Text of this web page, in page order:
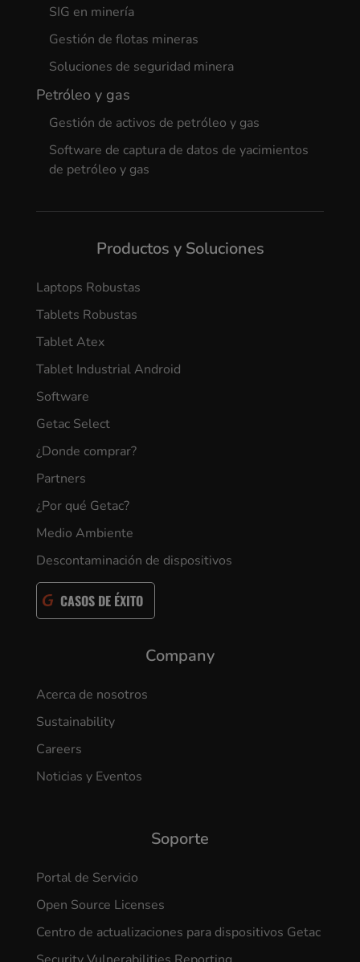
SIG en minería
Gestión de flotas mineras
Soluciones de seguridad minera
Petróleo y gas
Gestión de activos de petróleo y gas
Software de captura de datos de yacimientos
de petróleo y gas
Productos y Soluciones
Laptops Robustas
Tablets Robustas
Tablet Atex
Tablet Industrial Android
Software
Getac Select
¿Donde comprar?
Partners
¿Por qué Getac?
Medio Ambiente
Descontaminación de dispositivos
CASOS DE ÉXITO
Company
Acerca de nosotros
Sustainability
Careers
Noticias y Eventos
Soporte
Portal de Servicio
Open Source Licenses
Centro de actualizaciones para dispositivos Getac